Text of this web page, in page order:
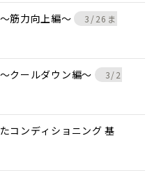
筋力向上編〜
3/26ま
クールダウン編〜
3/2
コンディショニング 基